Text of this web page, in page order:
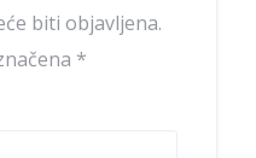
biti objavljena.
*